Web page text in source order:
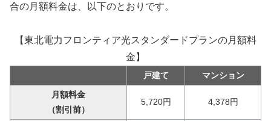
合の月額料金は、以下のとおりです。
【東北電力フロンティア光スタンダードプランの月額料
金】
戸建て
マンション
月額料金
（割引前）
5,720円 4,378円